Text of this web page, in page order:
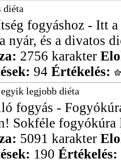
diéta
fogyáshoz - Itt
nyár, és a divatos
2756 karakter
94 Értékelés:
legjobb diéta
fogyás -
Sokféle
5091 karakter
190 Értékelés: